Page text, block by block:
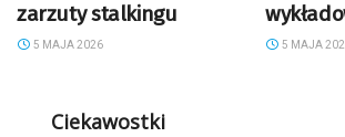
zarzuty stalkingu
5 MAJA 2026 5 MAJA
Ciekawostki